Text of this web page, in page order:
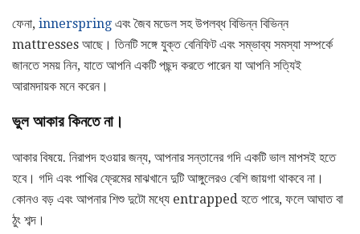
ফেনা, innerspring এবং জৈব মডেল সহ উপলব্ধ বিভিন্ন বিভিন্ন
mattresses আছে। তিনটি সঙ্গে যুক্ত বেনিফিট এবং সম্ভাব্য সমস্যা সম্পর্কে
জানতে সময় নিন, যাতে আপনি একটি পছন্দ করতে পারেন যা আপনি সত্যিই
আরামদায়ক মনে করেন।
ভুল আকার কিনতে না।
আকার বিষয়ে. নিরাপদ হওয়ার জন্য, আপনার সন্তানের গদি একটি ভাল মাপসই হতে
হবে। গদি এবং পাখির ফ্রেমের মাঝখানে দুটি আঙ্গুলেরও বেশি জায়গা থাকবে না।
কোনও বড় এবং আপনার শিশু দুটো মধ্যে entrapped হতে পারে, ফলে আঘাত বা
ঠুং শব্দ।